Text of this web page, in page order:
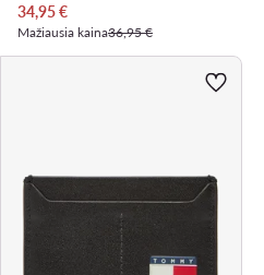
Dabartinė kaina
34,95€
Mažiausia kaina36,95 €